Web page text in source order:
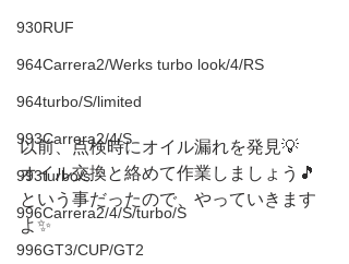
930RUF
964Carrera2/Werks turbo look/4/RS
964turbo/S/limited
993Carrera2/4/S
993turbo/s
996Carrera2/4/S/turbo/S
996GT3/CUP/GT2
以前、点検時にオイル漏れを発見💡
オイル交換と絡めて作業しましょう🎵
という事だったので、やっていきます
よ✨